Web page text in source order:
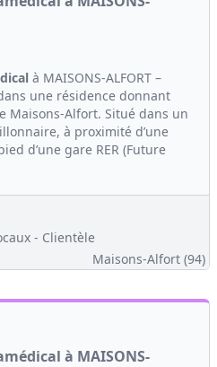
à MAISONS-ALFORT –
une résidence donnant
Maisons-Alfort. Situé dans un
à proximité d’une
d’une gare RER (Future
- Clientèle
Maisons-Alfort (94)
à MAISONS-